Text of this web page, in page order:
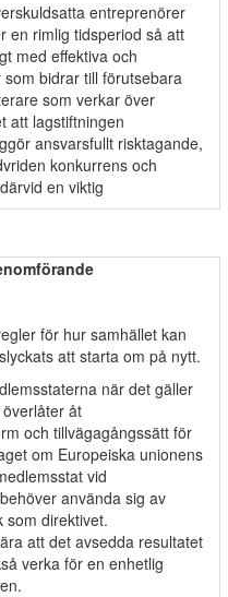
entreprenörer
en rimlig tidsperiod så att
med effektiva och
bidrar till förutsebara
som verkar över
att lagstiftningen
ansvarsfullt risktagande,
konkurrens och
en viktig
för hur samhället kan
att starta om på nytt.
när det gäller
åt
och tillvägagångssätt för
om Europeiska unionens
vid
använda sig av
som direktivet.
att det avsedda resultatet
verka för en enhetlig